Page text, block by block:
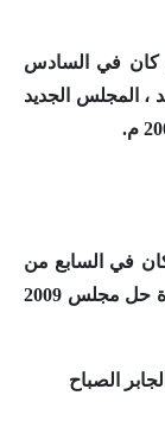
كان في السادس
، المجلس الجديد
في السابع من
، حيث أعلن عن إعادة حل مجلس 2009
الصباح